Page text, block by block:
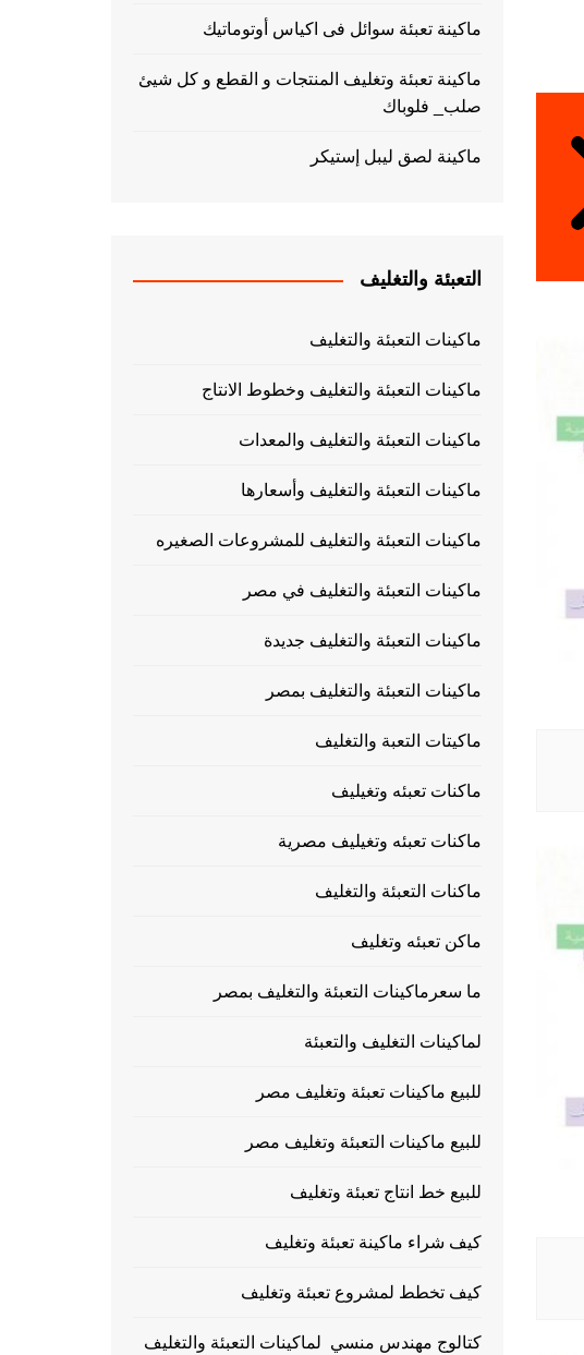
ماكينة تعبئة سوائل فى اكياس أوتوماتيك
ماكينة تعبئة وتغليف المنتجات و القطع و كل شيئ
صلب_ فلوباك
ماكينة لصق ليبل إستيكر
التعبئة والتغليف
ماكينات التعبئة والتغليف
ماكينات التعبئة والتغليف وخطوط الانتاج
ماكينات التعبئة والتغليف والمعدات
ماكينات التعبئة والتغليف وأسعارها
ماكينات التعبئة والتغليف للمشروعات الصغيره
ماكينات التعبئة والتغليف في مصر
ماكينات التعبئة والتغليف جديدة
ماكينات التعبئة والتغليف بمصر
ماكيتات التعبة والتغليف
ماكنات تعبئه وتغيليف
ماكنات تعبئه وتغيليف مصرية
ماكنات التعبئة والتغليف
ماكن تعبئه وتغليف
ما سعرماكينات التعبئة والتغليف بمصر
لماكينات التغليف والتعبئة
للبيع ماكينات تعبئة وتغليف مصر
للبيع ماكينات التعبئة وتغليف مصر
للبيع خط انتاج تعبئة وتغليف
كيف شراء ماكينة تعبئة وتغليف
كيف تخطط لمشروع تعبئة وتغليف
كتالوج مهندس منسي لماكينات التعبئة والتغليف